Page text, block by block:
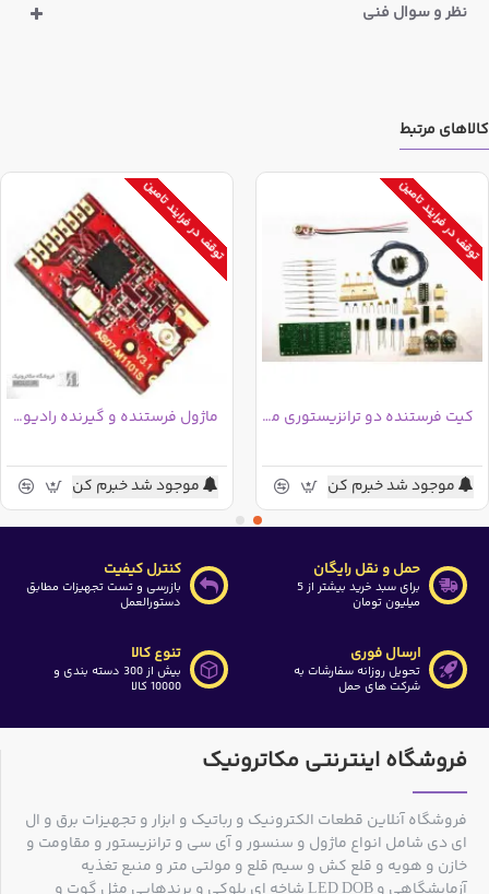
نظر و سوال فنی
کالاهای مرتبط
توقف در فرایند تامین
کیت فرستنده دو ترانزیستوری موج FM
موجود شد خبرم کن
توقف در فرایند تامین
ماژول فرستنده و گیرنده رادیویی AS07-M1101S فرکانس 433MHz
موجود شد خبرم کن
حمل و نقل رایگان
برای سبد خرید بیشتر از 5
میلیون تومان
کنترل کیفیت
بازرسی و تست تجهیزات مطابق
دستورالعمل
ارسال فوری
تحویل روزانه سفارشات به
شرکت های حمل
تنوع کالا
بیش از 300 دسته بندی و
10000 کالا
فروشگاه اینترنتی مکاترونیک
فروشگاه آنلاین قطعات الکترونیک و رباتیک و ابزار و تجهیزات برق و ال
ای دی شامل انواع ماژول و سنسور و آی سی و ترانزیستور و مقاومت و
خازن و هویه و قلع کش و سیم قلع و مولتی متر و منبع تغذیه
آزمایشگاهی و LED DOB شاخه ای بلوکی و برندهایی مثل گوت و